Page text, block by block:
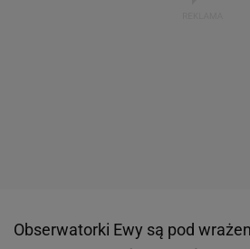
Obserwatorki Ewy są pod